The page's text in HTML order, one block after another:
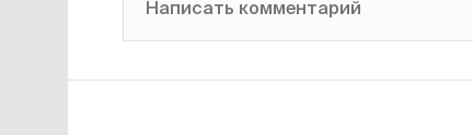
Написать комментарий